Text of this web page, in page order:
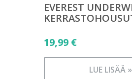
EVEREST
19,99 €
LUE LISÄÄ »